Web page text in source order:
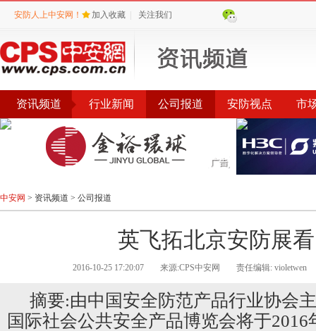
安防人上中安网！ 加入收藏 关注我们
资讯频道 行业新闻 公司报道 安防视点 市
公告 评选 榜单
中安网 > 资讯频道 > 公司报道
英飞拓北京安防展
2016-10-25 17:20:07 来源:CPS中安网 责任编辑: violetwen
摘要:由中国安全防范产品行业协会
国际社会公共安全产品博览会将于2016